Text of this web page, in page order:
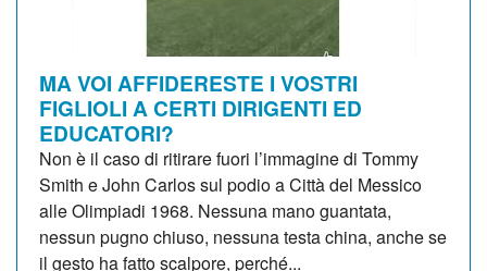
MA VOI AFFIDERESTE I VOSTRI
FIGLIOLI A CERTI DIRIGENTI ED
EDUCATORI?
Non è il caso di ritirare fuori l’immagine di Tommy
Smith e John Carlos sul podio a Città del Messico
alle Olimpiadi 1968. Nessuna mano guantata,
nessun pugno chiuso, nessuna testa china, anche se
il gesto ha fatto scalpore, perché...